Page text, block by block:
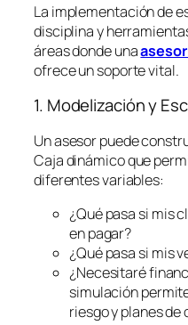
La implementación de
disciplina y
áreas donde una
ofrece un soporte vital.
1. Modelización y
Un asesor puede
Caja dinámico que
diferentes variables:
¿Qué pasa si mis
en pagar?
¿Qué pasa si mis
¿Necesitaré
simulación
riesgo y planes